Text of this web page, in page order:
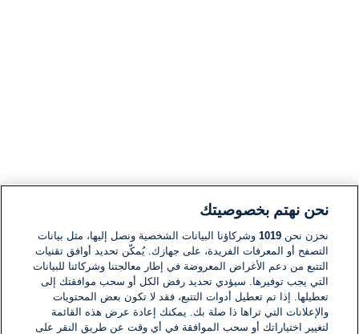
نحن نهتم بخصوصيتك
نخزن نحن1019 وشركاؤنا البيانات الشخصية ونصل إليها، مثل بيانات
التصفح أو المعرفات الفريدة، على جهازك. يُمكّن تحديد أوافق تقنيات
التتبع من دعم الأغراض المعروضة في إطار معالجتنا وشركائنا للبيانات
التي يجب توفيرها. سيؤدي تحديد رفض الكل أو سحب موافقتك إلى
تعطيلها. إذا تم تعطيل أدوات التتبع، فقد لا تكون بعض المحتويات
والإعلانات التي تراها ذا صلة بك. يمكنك إعادة عرض هذه القائمة
لتغيير اختياراتك أو سحب الموافقة في أي وقت عن طريق النقر على